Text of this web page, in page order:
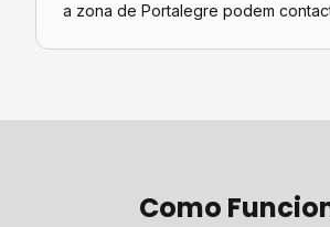
a zona de Portalegre podem
Como